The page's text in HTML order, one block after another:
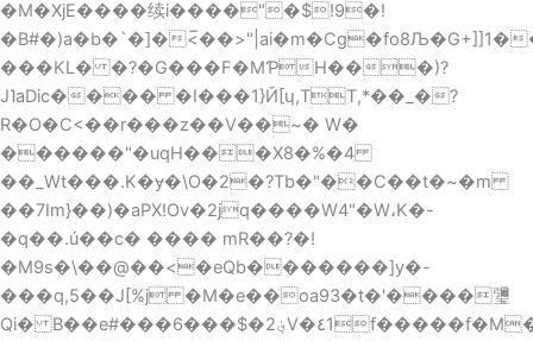
�M�XjE����续i����"�$!9�!
�B#�)a�b�`�]�<̅��>"|ai�m�Cg�fo8Љ�G+]]1�
���KL� �?�G���F�MƤH���)?
J˥aDic���� �I���1}Й[ɥ,TT,*��_�?
R�O�C<��r���z��V��~� W�
������"�uqH���X8�%�4
��_Wt���.K�ɏ�\O�2�?Tb�"��C��t�~�m
��7Im}��)�aPX!Ov�2jq����W4"�W،K�-
�q��.ú��c� ���� mR��?�!
�M9s�\��@��<�eQb�������]y�-
���q,5��J[%j �M�e��oa93�t�'����瓕
Qi� B��e#���6���$�2؋V�٤1f�����f�M���fK�|B�{$�����ؗ�6